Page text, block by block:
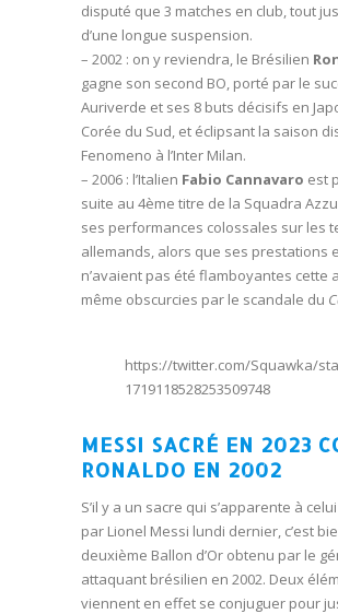
disputé que 3 matches en club, tout
d’une longue suspension.
– 2002 : on y reviendra, le Brésilien
gagne son second BO, porté par le
Auriverde et ses 8 buts décisifs en
Corée du Sud, et éclipsant la saison
Fenomeno à l’Inter Milan.
– 2006 : l’Italien Fabio Cannavaro est
suite au 4ème titre de la Squadra
ses performances colossales sur les
allemands, alors que ses prestations
n’avaient pas été flamboyantes cette
même obscurcies par le scandale du
https://twitter.com/Squawka/
1719118528253509748
MESSI SACRÉ EN 2023
RONALDO EN 2002
S’il y a un sacre qui s’apparente à
par Lionel Messi lundi dernier, c’est
deuxième Ballon d’Or obtenu par le
attaquant brésilien en 2002. Deux
viennent en effet se conjuguer pour